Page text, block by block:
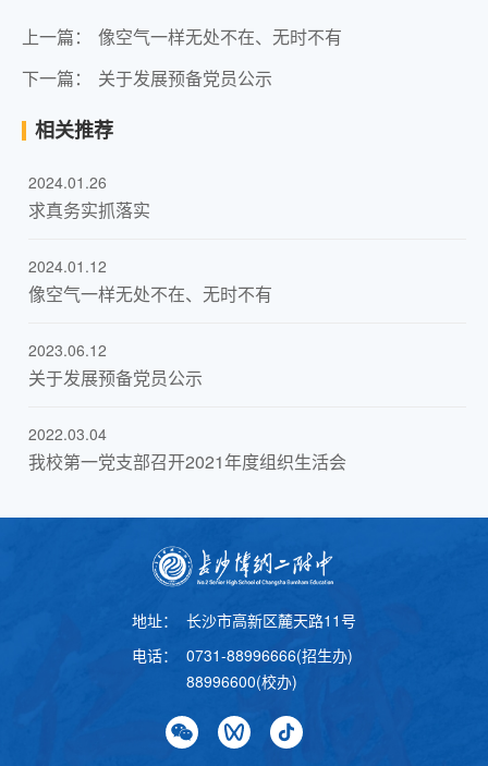
上一篇：
像空气一样无处不在、无时不有
下一篇：
关于发展预备党员公示
相关推荐
2024.01.26
求真务实抓落实
2024.01.12
像空气一样无处不在、无时不有
2023.06.12
关于发展预备党员公示
2022.03.04
我校第一党支部召开2021年度组织生活会
地址：
长沙市高新区麓天路11号
电话：
0731-88996666(招生办)
88996600(校办)